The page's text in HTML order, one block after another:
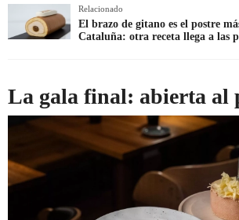
Relacionado
El brazo de gitano es el postre
Cataluña: otra receta llega a las
La gala final: abierta al